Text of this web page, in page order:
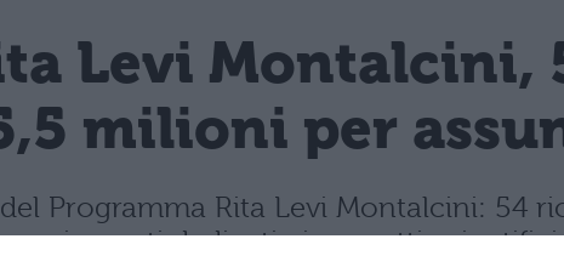
Levi
milioni per
Programma Rita Levi Montalcini: 54
dedicati ai progetti scientifici.